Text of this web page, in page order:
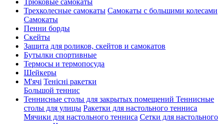
Трехколесные самокаты Самокаты с большими колесами
Cамокаты
Пенни борды
Скейты
Защита для роликов, скейтов и самокатов
Бутылки спортивные
Термосы и термопосуда
Шейкеры
М'ячі Тенісні ракетки
Большой теннис
Теннисные столы для закрытых помещений Теннисные
столы для улицы Ракетки для настольного тенниса
Мячики для настольного тенниса Сетки для настольного